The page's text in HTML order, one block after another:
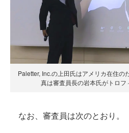
Paletter, Inc.の上田氏はアメリカ在住の
真は審査員長の岩本氏がトロフ
なお、審査員は次のとおり。